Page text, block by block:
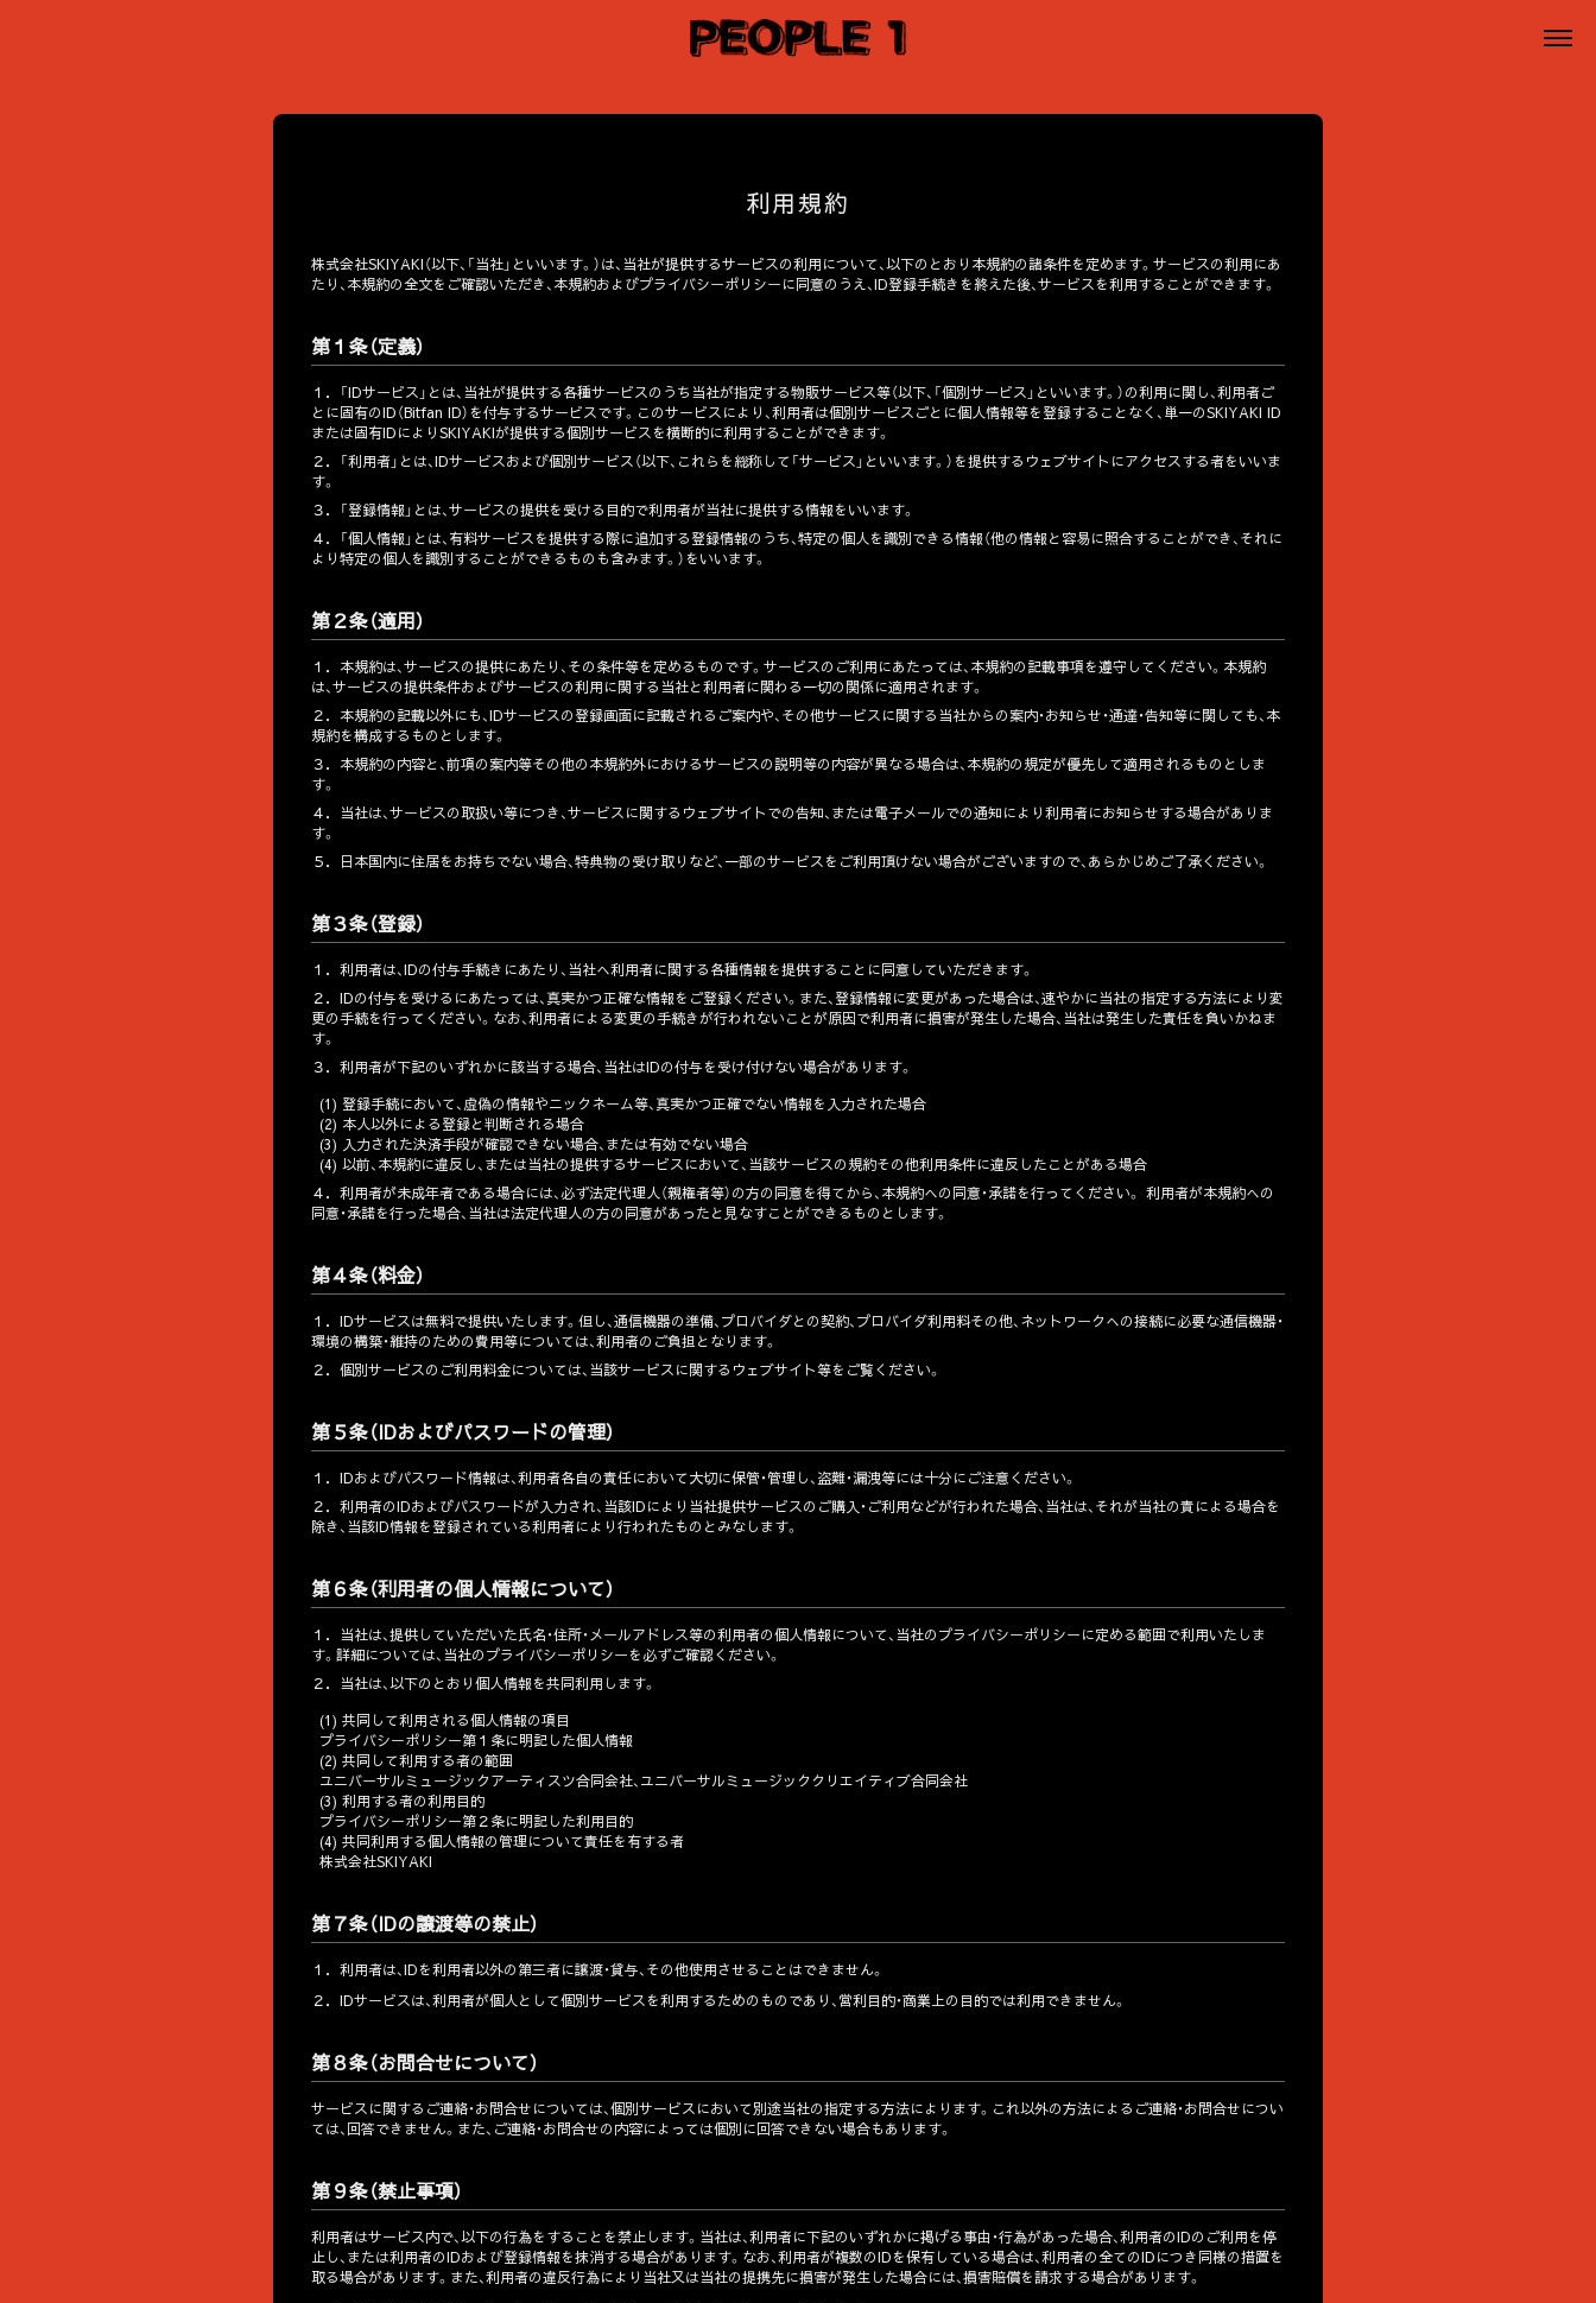
利用規約
株式会社SKIYAKI（以下、「当社」といいます。）は、当社が提供するサービスの利用について、以下のとおり本規約の諸条件を定めます。サービスの利用にあ
たり、本規約の全文をご確認いただき、本規約およびプライバシーポリシーに同意のうえ、ID登録手続きを終えた後、サービスを利用することができます。
第１条（定義）
１．
「IDサービス」とは、当社が提供する各種サービスのうち当社が指定する物販サービス等（以下、「個別サービス」といいます。）の利用に関し、利用者ご
とに固有のID（Bitfan ID）を付与するサービスです。このサービスにより、利用者は個別サービスごとに個人情報等を登録することなく、単一のSKIYAKI ID
または固有IDによりSKIYAKIが提供する個別サービスを横断的に利用することができます。
２．
「利用者」とは、IDサービスおよび個別サービス（以下、これらを総称して「サービス」といいます。）を提供するウェブサイトにアクセスする者をいいま
す。
３．
「登録情報」とは、サービスの提供を受ける目的で利用者が当社に提供する情報をいいます。
４．
「個人情報」とは、有料サービスを提供する際に追加する登録情報のうち、特定の個人を識別できる情報（他の情報と容易に照合することができ、それに
より特定の個人を識別することができるものも含みます。）をいいます。
第２条（適用）
１． 本規約は、サービスの提供にあたり、その条件等を定めるものです。サービスのご利用にあたっては、本規約の記載事項を遵守してください。本規約
は、サービスの提供条件およびサービスの利用に関する当社と利用者に関わる一切の関係に適用されます。
２． 本規約の記載以外にも、IDサービスの登録画面に記載されるご案内や、その他サービスに関する当社からの案内・お知らせ・通達・告知等に関しても、本
規約を構成するものとします。
３． 本規約の内容と、前項の案内等その他の本規約外におけるサービスの説明等の内容が異なる場合は、本規約の規定が優先して適用されるものとしま
す。
４． 当社は、サービスの取扱い等につき、サービスに関するウェブサイトでの告知、または電子メールでの通知により利用者にお知らせする場合がありま
す。
５．
日本国内に住居をお持ちでない場合、特典物の受け取りなど、一部のサービスをご利用頂けない場合がございますので、あらかじめご了承ください。
第３条（登録）
１． 利用者は、IDの付与手続きにあたり、当社へ利用者に関する各種情報を提供することに同意していただきます。
２． IDの付与を受けるにあたっては、真実かつ正確な情報をご登録ください。また、登録情報に変更があった場合は、速やかに当社の指定する方法により変
更の手続を行ってください。なお、利用者による変更の手続きが行われないことが原因で利用者に損害が発生した場合、当社は発生した責任を負いかねま
す。
３． 利用者が下記のいずれかに該当する場合、当社はIDの付与を受け付けない場合があります。
(1) 登録手続において、虚偽の情報やニックネーム等、真実かつ正確でない情報を入力された場合
(2) 本人以外による登録と判断される場合
(3) 入力された決済手段が確認できない場合、または有効でない場合
(4) 以前、本規約に違反し、または当社の提供するサービスにおいて、当該サービスの規約その他利用条件に違反したことがある場合
４． 利用者が未成年者である場合には、必ず法定代理人（親権者等）の方の同意を得てから、本規約への同意・承諾を行ってください。 利用者が本規約への
同意・承諾を行った場合、当社は法定代理人の方の同意があったと見なすことができるものとします。
第４条（料金）
１． IDサービスは無料で提供いたします。但し、通信機器の準備、プロバイダとの契約、プロバイダ利用料その他、ネットワークへの接続に必要な通信機器・
環境の構築・維持のための費用等については、利用者のご負担となります。
２． 個別サービスのご利用料金については、当該サービスに関するウェブサイト等をご覧ください。
第５条（IDおよびパスワードの管理）
１． IDおよびパスワード情報は、利用者各自の責任において大切に保管・管理し、盗難・漏洩等には十分にご注意ください。
２． 利用者のIDおよびパスワードが入力され、当該IDにより当社提供サービスのご購入・ご利用などが行われた場合、当社は、それが当社の責による場合を
除き、当該ID情報を登録されている利用者により行われたものとみなします。
第６条（利用者の個人情報について）
１． 当社は、提供していただいた氏名・住所・メールアドレス等の利用者の個人情報について、当社のプライバシーポリシーに定める範囲で利用いたしま
す。詳細については、当社のプライバシーポリシーを必ずご確認ください。
２． 当社は、以下のとおり個人情報を共同利用します。
(1) 共同して利用される個人情報の項目
プライバシーポリシー第１条に明記した個人情報
(2) 共同して利用する者の範囲
ユニバーサルミュージックアーティスツ合同会社、ユニバーサルミュージッククリエイティブ合同会社
(3) 利用する者の利用目的
プライバシーポリシー第２条に明記した利用目的
(4) 共同利用する個人情報の管理について責任を有する者
株式会社SKIYAKI
第７条（IDの譲渡等の禁止）
１． 利用者は、IDを利用者以外の第三者に譲渡・貸与、その他使用させることはできません。
２． IDサービスは、利用者が個人として個別サービスを利用するためのものであり、営利目的・商業上の目的では利用できません。
第８条（お問合せについて）
サービスに関するご連絡・お問合せについては、個別サービスにおいて別途当社の指定する方法によります。これ以外の方法によるご連絡・お問合せについ
ては、回答できません。また、ご連絡・お問合せの内容によっては個別に回答できない場合もあります。
第９条（禁止事項）
利用者はサービス内で、以下の行為をすることを禁止します。当社は、利用者に下記のいずれかに掲げる事由・行為があった場合、利用者のIDのご利用を停
止し、または利用者のIDおよび登録情報を抹消する場合があります。なお、利用者が複数のIDを保有している場合は、利用者の全てのIDにつき同様の措置を
取る場合があります。また、利用者の違反行為により当社又は当社の提携先に損害が発生した場合には、損害賠償を請求する場合があります。